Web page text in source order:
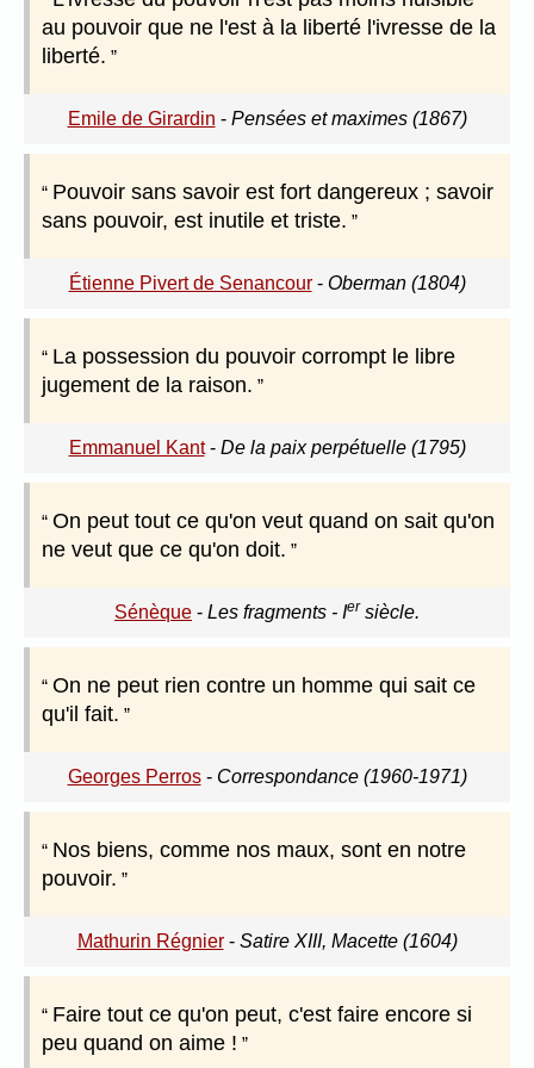
au pouvoir que ne l'est à la liberté l'ivresse de la
liberté.
Emile de Girardin - Pensées et maximes (1867)
Pouvoir sans savoir est fort dangereux ; savoir
sans pouvoir, est inutile et triste.
Étienne Pivert de Senancour- Oberman (1804)
La possession du pouvoir corrompt le libre
jugement de la raison.
Emmanuel Kant- De la paix perpétuelle (1795)
On peut tout ce qu'on veut quand on sait qu'on
ne veut que ce qu'on doit.
Sénèque - Les fragments - Ier siècle.
On ne peut rien contre un homme qui sait ce
qu'il fait.
Georges Perros- Correspondance (1960-1971)
Nos biens, comme nos maux, sont en notre
pouvoir.
Mathurin Régnier- Satire XIII, Macette (1604)
Faire tout ce qu'on peut, c'est faire encore si
peu quand on aime !